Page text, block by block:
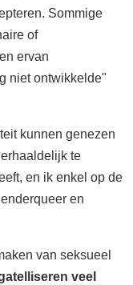
Sommige
of
ervan
niet ontwikkelde"
kunnen genezen
te
en ik enkel op de
en
van seksueel
veel